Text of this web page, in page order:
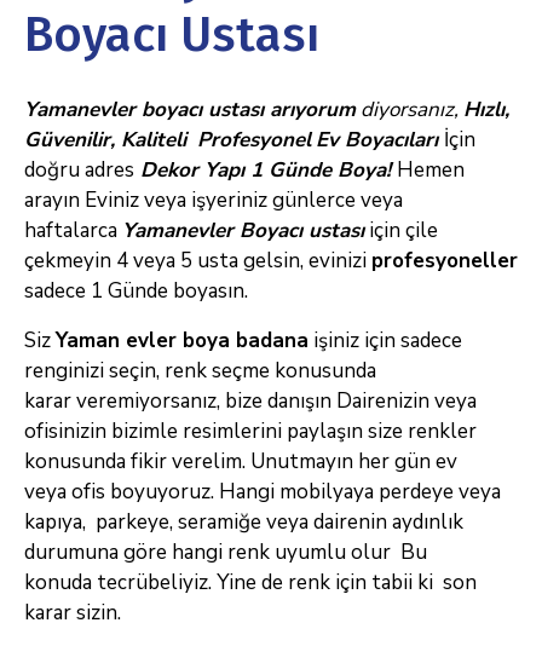
Boyacı Ustası
Yamanevler boyacı ustası arıyorumdiyorsanız, Hızlı,
Güvenilir, Kaliteli Profesyonel EvBoyacılarıİçin
doğru adres Dekor Yapı 1 Günde Boya!Hemen
arayın Eviniz veya işyeriniz günlerce veya
haftalarca Yamanevler Boyacı ustasıiçinçile
çekmeyin 4 veya 5 usta gelsin, evinizi profesyoneller
sadece 1 Günde boyasın.
SizYaman evler boya badana işiniz için sadece
renginizi seçin, renk seçme konusunda
kararveremiyorsanız, bize danışın Dairenizin veya
ofisinizin bizimle resimlerini paylaşın size renkler
konusunda fikir verelim. Unutmayın her gün ev
veyaofis boyuyoruz. Hangi mobilyaya perdeye veya
kapıya, parkeye, seramiğe veya dairenin aydınlık
durumuna göre hangi renk uyumlu olur Bu
konuda tecrübeliyiz. Yine de renk için tabii ki son
karar sizin.